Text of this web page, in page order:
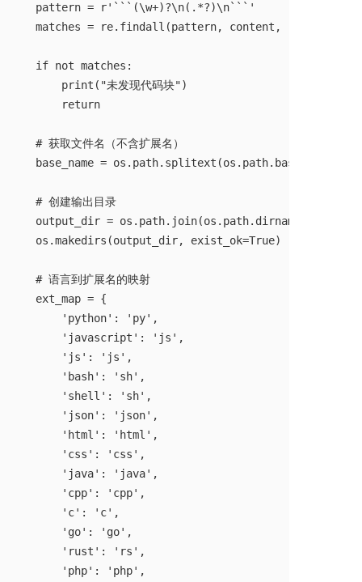
    pattern = r'```(\w+)?\n(.*?)\n```'
    matches = re.findall(pattern, content, re.DOTALL)
    if not matches:
        print("未发现代码块")
        return
    # 获取文件名（不含扩展名）
base_name =
    # 创建输出目录
output_dir =
    os.makedirs(output_dir, exist_ok=True)
    # 语言到扩展名的映射
    ext_map = {
        'python': 'py',
        'javascript': 'js',
        'js': 'js',
        'bash': 'sh',
        'shell': 'sh',
        'json': 'json',
        'html': 'html',
        'css': 'css',
        'java': 'java',
        'cpp': 'cpp',
        'c': 'c',
        'go': 'go',
        'rust': 'rs',
        'php': 'php',